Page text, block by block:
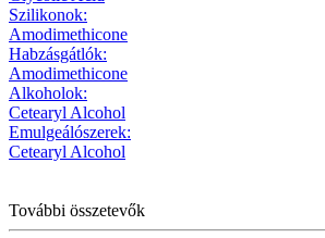
Szilikonok:
Amodimethicone
Habzásgátlók:
Amodimethicone
Alkoholok:
Cetearyl Alcohol
Emulgeálószerek:
Cetearyl Alcohol
További összetevők